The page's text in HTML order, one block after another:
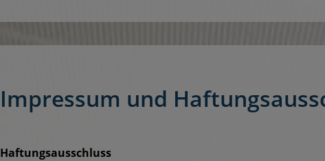
Impressum und
Haftungsausschluss